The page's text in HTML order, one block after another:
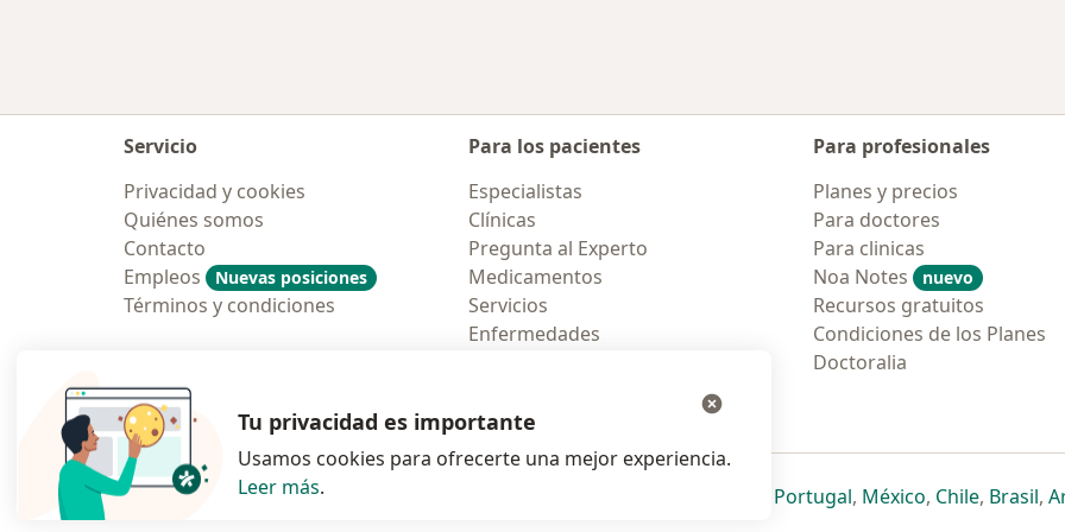
Servicio
Privacidad y cookies
Quiénes somos
Contacto
Empleos
Nuevas posiciones
Términos y condiciones
Para los pacientes
Especialistas
Clínicas
Pregunta al Experto
Medicamentos
Servicios
Enfermedades
Para profesionales
Planes y precios
Para doctores
Para clinicas
Noa Notes
nuevo
Recursos gratuitos
Condiciones de los Planes
Doctoralia
Polska se abre en una nueva pestaña
se abre en una nueva pestaña
se abre en una nueva pestaña
se abre en una nueva pestaña
Portugalse abre en una nueva
, Méxicose abre en una
, Chilese abre
, Brasilse
,
Tu privacidad es importante
Usamos cookies para ofrecerte una mejor experiencia.
Leer más.